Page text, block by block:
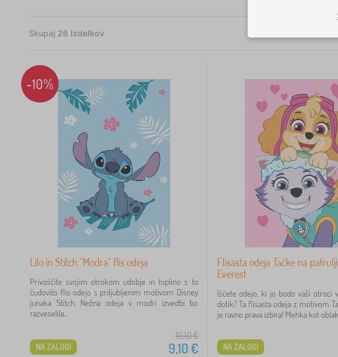
Skupaj 26 Izdelkov
-10%
Lilo in Stitch "Modra" flis odeja
Privoščite svojim otrokom udobje in toplino s to
čudovito flis odejo s priljubljenim motivom Disney
junaka Stitch. Nežna odeja v modri izvedbi bo
razveselila...
10,10€
9,10€
NA ZALOGI
Flisasta odeja Tačke na
Everest
Iščete odejo, ki jo bodo vaši otroci
dotik? Ta flisasta odeja z motivom
je ravno prava izbira! Mehka kot
NA ZALOGI